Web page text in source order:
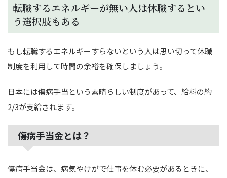
転職するエネルギーが無い人は休職するとい
う選択肢もある
もし転職するエネルギーすらないという人は思い切って休職
制度を利用して時間の余裕を確保しましょう。
日本には傷病手当という素晴らしい制度があって、給料の約
2/3が支給されます。
傷病手当金とは？
傷病手当金は、病気やけがで仕事を休む必要があるときに、